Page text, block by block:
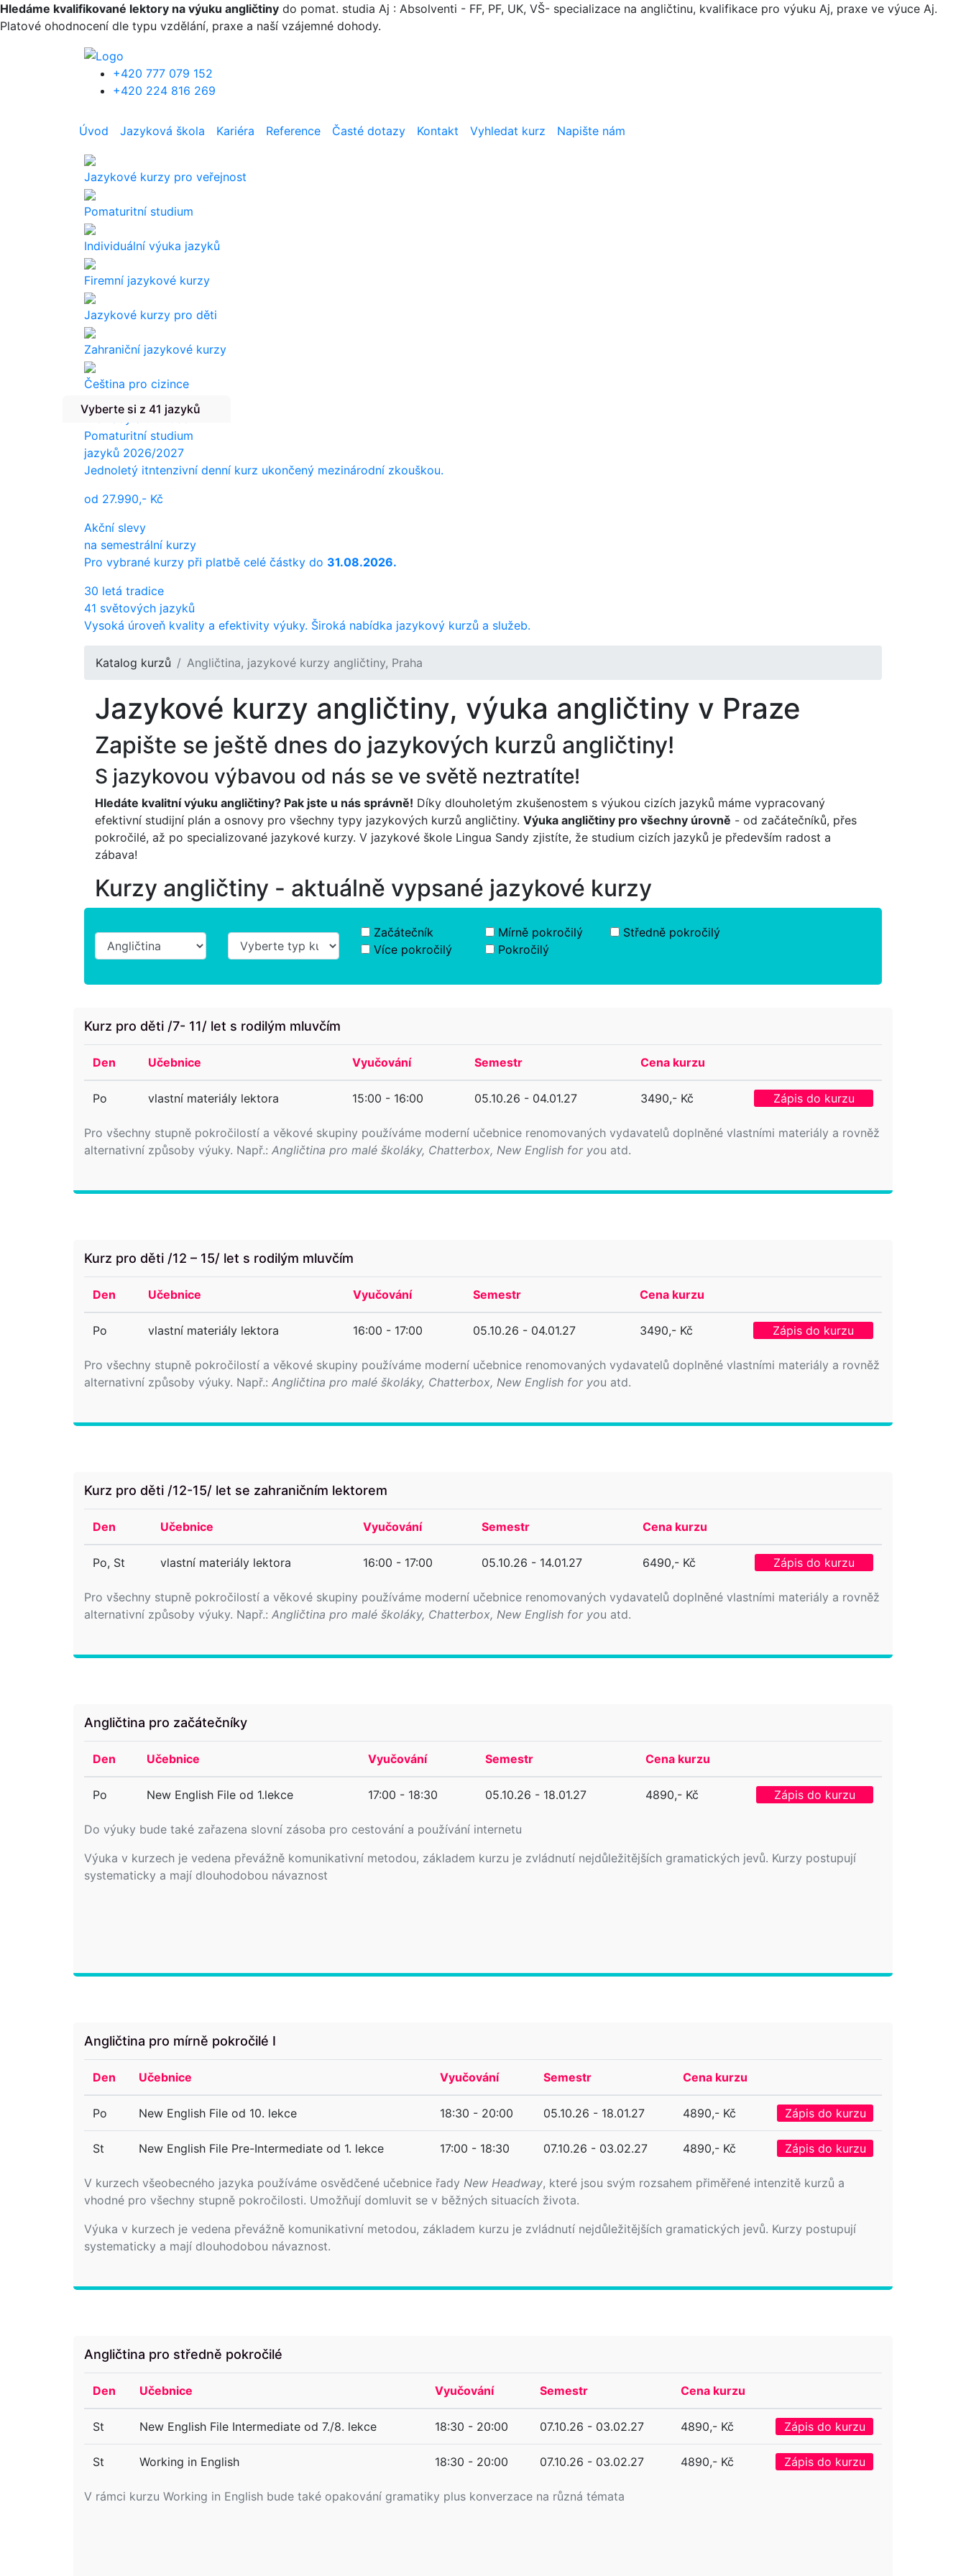
Přejít k hlavnímu obsahu
Hledáme kvalifikované lektory na výuku angličtiny do pomat. studia Aj : Absolventi - FF, PF, UK, VŠ- specializace na angličtinu, kvalifikace pro výuku Aj, praxe ve výuce Aj.
Platové ohodnocení dle typu vzdělání, praxe a naší vzájemné dohody.
+420 777 079 152
+420 224 816 269
Úvod Jazyková škola Kariéra Reference Časté dotazy Kontakt Vyhledat kurz Napište nám
Jazykové kurzy pro veřejnost
Pomaturitní studium
Individuální výuka jazyků
Firemní jazykové kurzy
Jazykové kurzy pro děti
Zahraniční jazykové kurzy
Čeština pro cizince
Překlady a tlumočení
Vyberte si z 41 jazyků
Pomaturitní studium
jazyků 2026/2027
Jednoletý itntenzivní denní kurz ukončený mezinárodní zkouškou.
od 27.990,- Kč
Akční slevy
na semestrální kurzy
Pro vybrané kurzy při platbě celé částky do 31.08.2026.
30 letá tradice
41 světových jazyků
Vysoká úroveň kvality a efektivity výuky. Široká nabídka jazykový kurzů a služeb.
Katalog kurzů Angličtina, jazykové kurzy angličtiny, Praha
Jazykové kurzy angličtiny, výuka angličtiny v Praze
Zapište se ještě dnes do jazykových kurzů angličtiny!
S jazykovou výbavou od nás se ve světě neztratíte!
Hledáte kvalitní výuku angličtiny? Pak jste u nás správně! Díky dlouholetým zkušenostem s výukou cizích jazyků máme vypracovaný
efektivní studijní plán a osnovy pro všechny typy jazykových kurzů angličtiny. Výuka angličtiny pro všechny úrovně - od začátečníků, přes
pokročilé, až po specializované jazykové kurzy. V jazykové škole Lingua Sandy zjistíte, že studium cizích jazyků je především radost a
zábava!
Kurzy angličtiny - aktuálně vypsané jazykové kurzy
Začátečník Mírně pokročilý
Středně pokročilý
Více pokročilý
Pokročilý
Kurz pro děti /7- 11/ let s rodilým mluvčím
Pro všechny stupně pokročilostí a věkové skupiny používáme moderní učebnice renomovaných vydavatelů doplněné vlastními materiály a rovněž
alternativní způsoby výuky. Např.: Angličtina pro malé školáky, Chatterbox, New English for you atd.
Den Učebnice Vyučování Semestr Cena kurzu
Po vlastní materiály lektora 15:00 - 16:00 05.10.26 - 04.01.27 3490,- Kč Zápis do kurzu
Kurz pro děti /12 – 15/ let s rodilým mluvčím
Pro všechny stupně pokročilostí a věkové skupiny používáme moderní učebnice renomovaných vydavatelů doplněné vlastními materiály a rovněž
alternativní způsoby výuky. Např.: Angličtina pro malé školáky, Chatterbox, New English for you atd.
Den Učebnice Vyučování Semestr Cena kurzu
Po vlastní materiály lektora 16:00 - 17:00 05.10.26 - 04.01.27 3490,- Kč Zápis do kurzu
Kurz pro děti /12-15/ let se zahraničním lektorem
Pro všechny stupně pokročilostí a věkové skupiny používáme moderní učebnice renomovaných vydavatelů doplněné vlastními materiály a rovněž
alternativní způsoby výuky. Např.: Angličtina pro malé školáky, Chatterbox, New English for you atd.
Den Učebnice Vyučování Semestr Cena kurzu
Po, St vlastní materiály lektora 16:00 - 17:00 05.10.26 - 14.01.27 6490,- Kč Zápis do kurzu
Angličtina pro začátečníky
Do výuky bude také zařazena slovní zásoba pro cestování a používání internetu
Výuka v kurzech je vedena převážně komunikativní metodou, základem kurzu je zvládnutí nejdůležitějších gramatických jevů. Kurzy postupují
systematicky a mají dlouhodobou návaznost
Den Učebnice Vyučování Semestr Cena kurzu
Po New English File od 1.lekce 17:00 - 18:30 05.10.26 - 18.01.27 4890,- Kč Zápis do kurzu
Angličtina pro mírně pokročilé I
V kurzech všeobecného jazyka používáme osvědčené učebnice řady New Headway, které jsou svým rozsahem přiměřené intenzitě kurzů a
vhodné pro všechny stupně pokročilosti. Umožňují domluvit se v běžných situacích života.
Výuka v kurzech je vedena převážně komunikativní metodou, základem kurzu je zvládnutí nejdůležitějších gramatických jevů. Kurzy postupují
systematicky a mají dlouhodobou návaznost.
Den Učebnice Vyučování Semestr Cena kurzu
Po New English File od 10. lekce 18:30 - 20:00 05.10.26 - 18.01.27 4890,- Kč Zápis do kurzu
St New English File Pre-Intermediate od 1. lekce 17:00 - 18:30 07.10.26 - 03.02.27 4890,- Kč Zápis do kurzu
Angličtina pro středně pokročilé
V rámci kurzu Working in English bude také opakování gramatiky plus konverzace na různá témata
Den Učebnice Vyučování Semestr Cena kurzu
St New English File Intermediate od 7./8. lekce 18:30 - 20:00 07.10.26 - 03.02.27 4890,- Kč Zápis do kurzu
St Working in English 18:30 - 20:00 07.10.26 - 03.02.27 4890,- Kč Zápis do kurzu